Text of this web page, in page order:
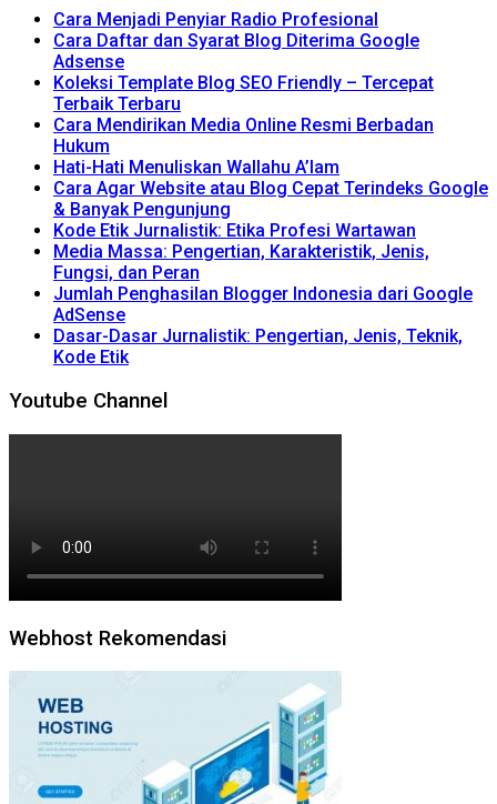
Cara Menjadi Penyiar Radio Profesional
Cara Daftar dan Syarat Blog Diterima Google
Adsense
Koleksi Template Blog SEO Friendly – Tercepat
Terbaik Terbaru
Cara Mendirikan Media Online Resmi Berbadan
Hukum
Hati-Hati Menuliskan Wallahu A’lam
Cara Agar Website atau Blog Cepat Terindeks Google
& Banyak Pengunjung
Kode Etik Jurnalistik: Etika Profesi Wartawan
Media Massa: Pengertian, Karakteristik, Jenis,
Fungsi, dan Peran
Jumlah Penghasilan Blogger Indonesia dari Google
AdSense
Dasar-Dasar Jurnalistik: Pengertian, Jenis, Teknik,
Kode Etik
Youtube Channel
Webhost Rekomendasi